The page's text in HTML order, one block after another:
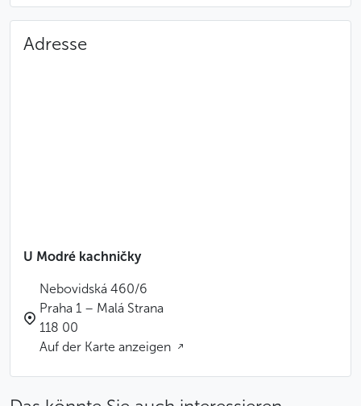
Adresse
U Modré kachničky
Nebovidská 460/6
Praha 1 – Malá Strana
118 00
Auf der Karte anzeigen